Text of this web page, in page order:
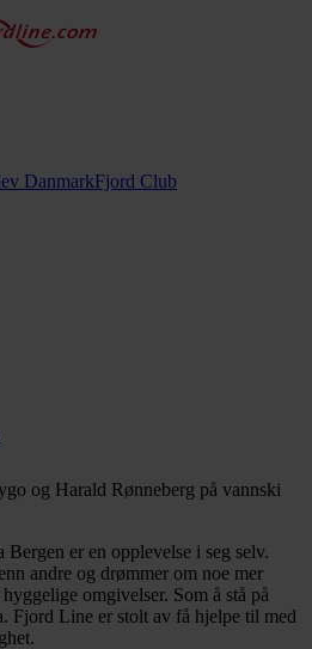
DanmarkFjord Club
og Harald Rønneberg på vannski
er en opplevelse i seg selv.
andre og drømmer om noe mer
omgivelser. Som å stå på
Fjord Line er stolt av få hjelpe til med